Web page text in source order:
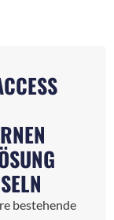
bestehende